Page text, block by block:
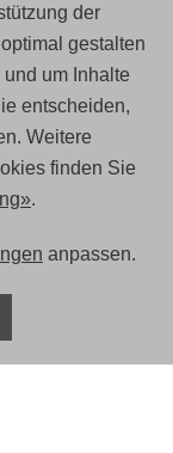
der
gestalten
um Inhalte
entscheiden,
Weitere
finden Sie
.
anpassen.
ist drittens,
zur
in der
des
für die